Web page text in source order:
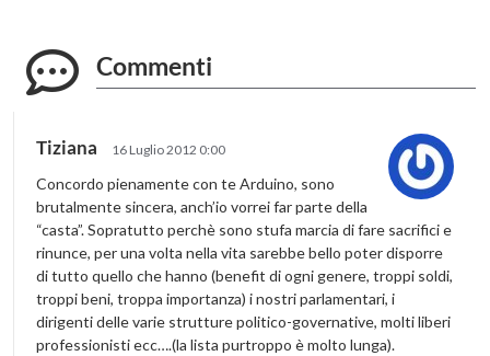
Commenti
Tiziana 16 Luglio 2012 0:00
Concordo pienamente con te Arduino, sono
brutalmente sincera, anch’io vorrei far parte della
“casta”. Sopratutto perchè sono stufa marcia di fare sacrifici e
rinunce, per una volta nella vita sarebbe bello poter disporre
di tutto quello che hanno (benefit di ogni genere, troppi soldi,
troppi beni, troppa importanza) i nostri parlamentari, i
dirigenti delle varie strutture politico-governative, molti liberi
professionisti ecc….(la lista purtroppo è molto lunga).